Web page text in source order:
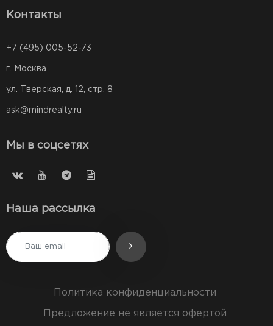
Контакты
+7 (495) 005-52-73
г. Москва
ул. Тверская, д. 12, стр. 8
ask@mindrealty.ru
Мы в соцсетях
Наша рассылка
Политика конфиденциальности
Предложение не является офертой